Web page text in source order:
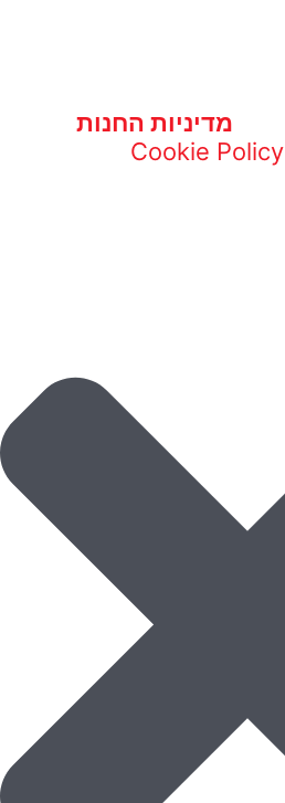
מדיניות החנות
Cookie Policy